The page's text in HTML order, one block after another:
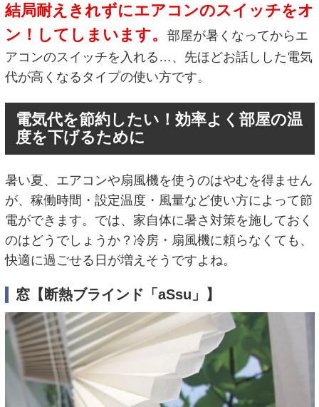
結局耐えきれずにエアコンのスイッチをオ
ン！してしまいます。
部屋が暑くなってからエ
アコンのスイッチを入れる…、先ほどお話しした電気
代が高くなるタイプの使い方です。
電気代を節約したい！効率よく部屋の温
度を下げるために
暑い夏、エアコンや扇風機を使うのはやむを得ません
が、稼働時間・設定温度・風量など使い方によって節
電ができます。では、家自体に暑さ対策を施しておく
のはどうでしょうか？冷房・扇風機に頼らなくても、
快適に過ごせる日が増えそうですよね。
窓【断熱ブラインド「aSsu」】